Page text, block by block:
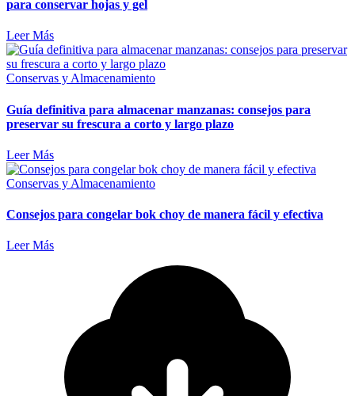
para conservar hojas y gel
Leer Más
Conservas y Almacenamiento
Guía definitiva para almacenar manzanas: consejos para
preservar su frescura a corto y largo plazo
Leer Más
Conservas y Almacenamiento
Consejos para congelar bok choy de manera fácil y efectiva
Leer Más